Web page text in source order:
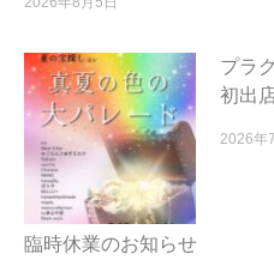
プラ
初出
2026年
臨時休業のお知らせ